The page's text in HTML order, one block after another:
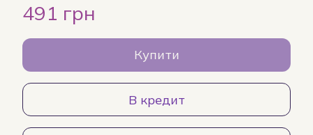
491 грн
Купити
В кредит